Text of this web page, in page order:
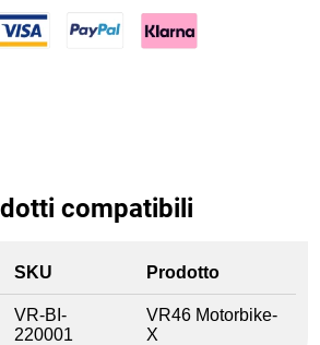
compatibili
SKU Prodotto
VR-BI-
220001
VR46 Motorbike-
X